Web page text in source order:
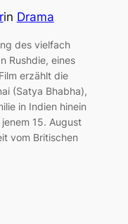
in Drama
des vielfach
Rushdie, eines
erzählt die
(Satya Bhabha),
in Indien hinein
15. August
vom Britischen